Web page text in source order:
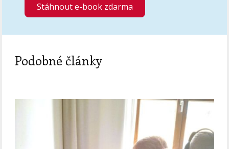
Stáhnout e-book zdarma
Podobné články